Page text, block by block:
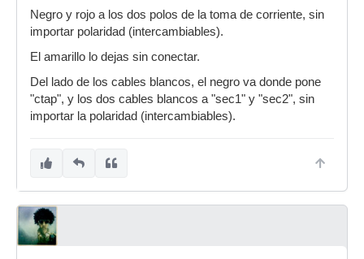
Negro y rojo a los dos polos de la toma de corriente, sin
importar polaridad (intercambiables).
El amarillo lo dejas sin conectar.
Del lado de los cables blancos, el negro va donde pone
"ctap", y los dos cables blancos a "sec1" y "sec2", sin
importar la polaridad (intercambiables).